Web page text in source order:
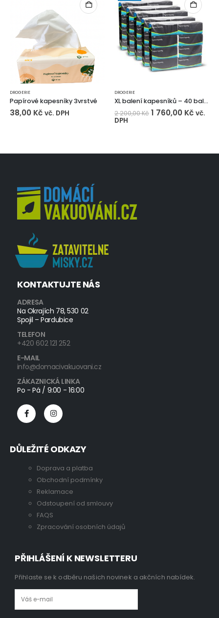
DROGERIE
Papírové kapesníky 3vrstvé
38,00 Kč vč. DPH
DROGERIE
XL balení kapesníků – 40 balíčků
2 200,00Kč 1 760,00 Kč vč.
DPH
KONTAKTUJTE NÁS
ADRESA
Na Okrajích 78, 530 02
Spojil – Pardubice
TELEFON
+420 602 121 252
E-MAIL
info@domacivakuovani.cz
ZÁKAZNICKÁ LINKA
Po - Pá / 9:00 - 16:00
DŮLEŽITÉ ODKAZY
Doprava a platba
Obchodní podmínky
Reklamace
Odstoupení od smlouvy
FAQS
Zpracování osobních údajů
PŘIHLÁŠENÍ K NEWSLETTERU
Přihlaste se k odběru našich novinek a akčních nabídek.